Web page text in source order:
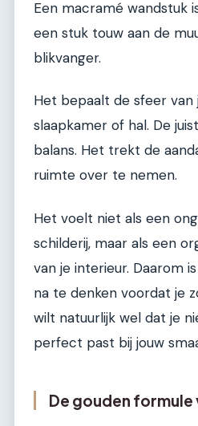
Een macramé wandstuk
een stuk touw aan de
blikvanger.
Het bepaalt de sfeer van
slaapkamer of hal. De
balans. Het trekt de
ruimte over te nemen.
Het voelt niet als een
schilderij, maar als een
van je interieur. Daarom
na te denken voordat je
wilt natuurlijk wel dat je
perfect past bij jouw
De gouden formule